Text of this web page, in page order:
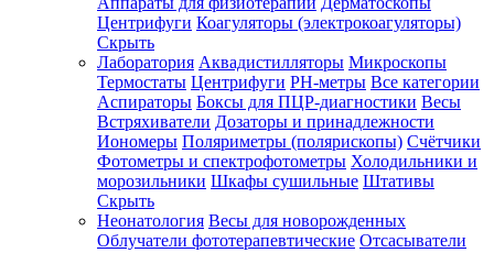
регистрироваться?
Все
покупки
одном
месте
Личный
менеджер
Отслеживание
статуса
заказа
Центрифуги Коагуляторы (электрокоагуляторы)
Скрыть
Лаборатория Аквадистилляторы Микроскопы
Термостаты Центрифуги PH-метры Все категории
Аспираторы Боксы для ПЦР-диагностики Весы
Встряхиватели Дозаторы и принадлежности
Иономеры Поляриметры (полярископы) Счётчики
Фотометры и спектрофотометры Холодильники и
морозильники Шкафы сушильные Штативы
Скрыть
Неонатология Весы для новорожденных
Облучатели фототерапевтические Отсасыватели